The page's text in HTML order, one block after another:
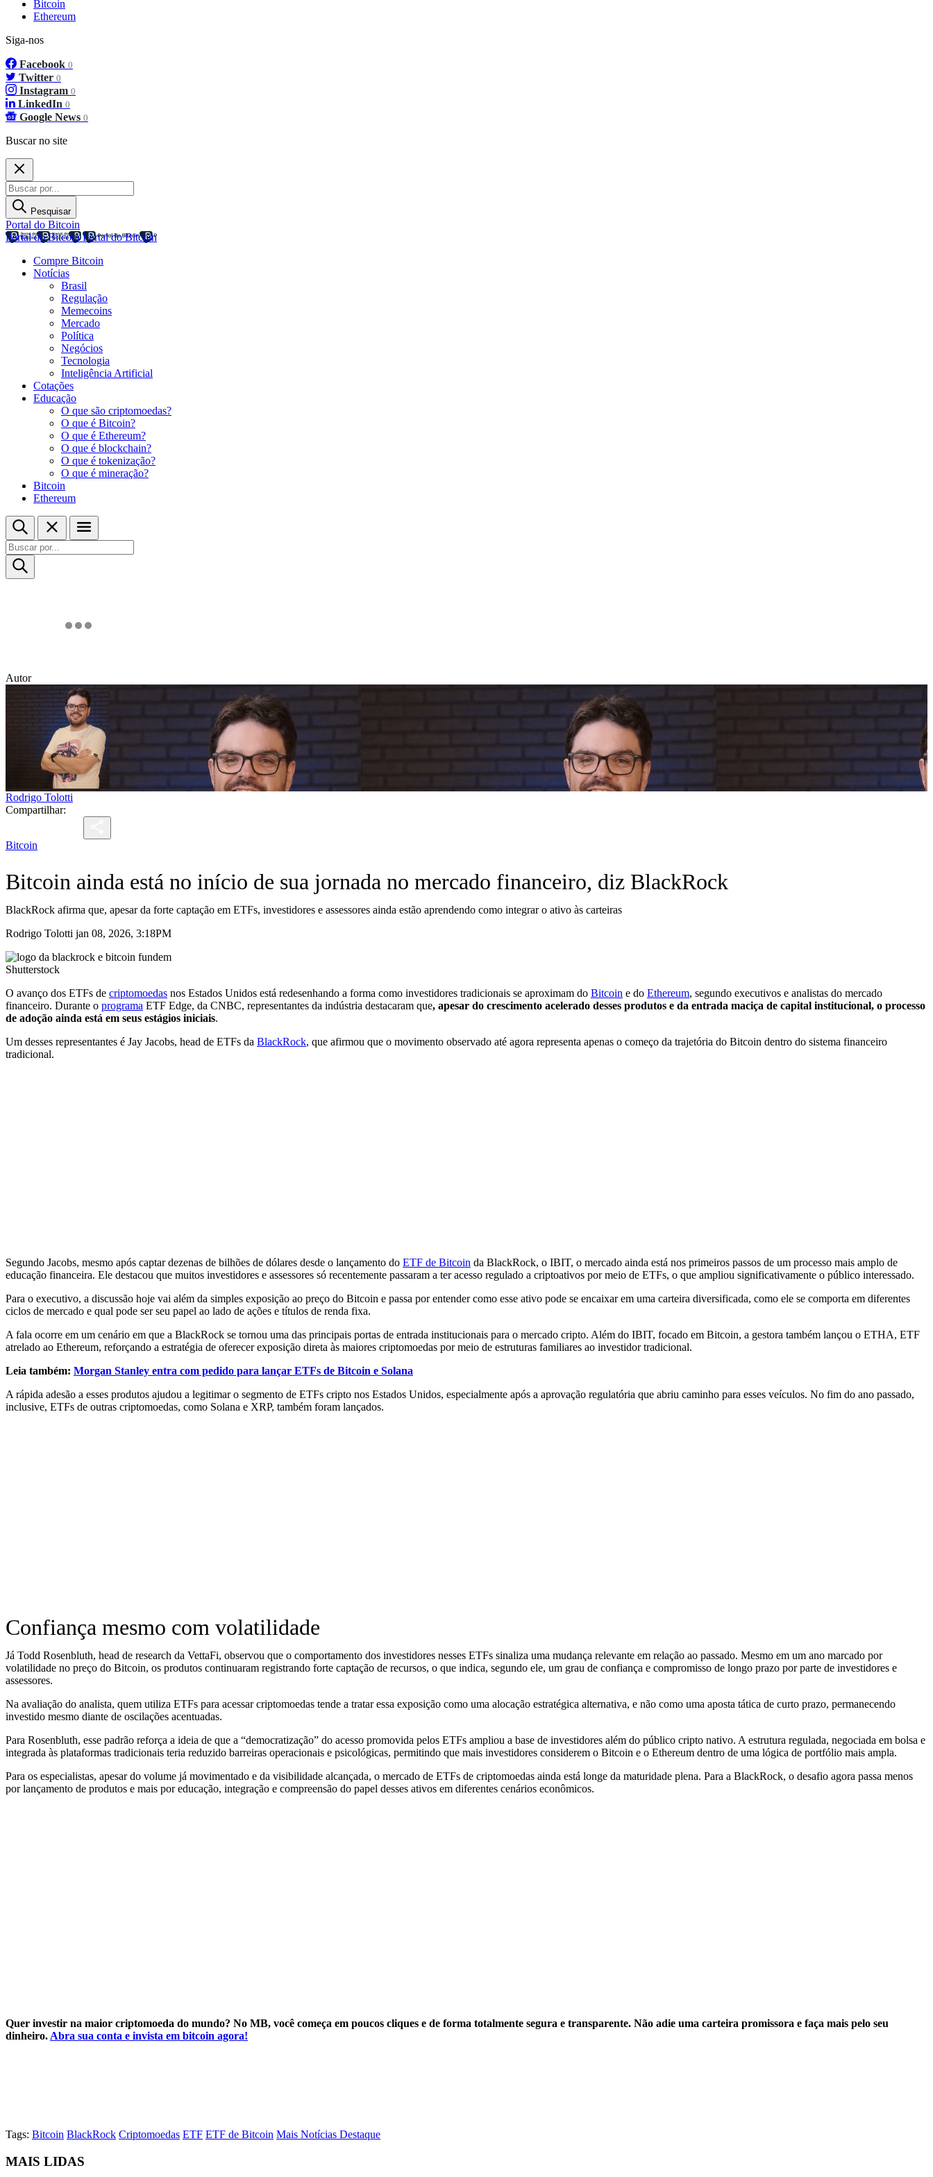
Bitcoin
Ethereum
Siga-nos
Facebook 0
Twitter 0
Instagram 0
LinkedIn 0
Google News 0
Buscar no site
Pesquisar
Portal do Bitcoin
Portal do BitcoinPortal do Bitcoin
Compre Bitcoin
Notícias
Brasil
Regulação
Memecoins
Mercado
Política
Negócios
Tecnologia
Inteligência Artificial
Cotações
Educação
O que são criptomoedas?
O que é Bitcoin?
O que é Ethereum?
O que é blockchain?
O que é tokenização?
O que é mineração?
Bitcoin
Ethereum
Autor
Rodrigo Tolotti
Compartilhar:
Bitcoin
Bitcoin ainda está no início de sua jornada no mercado financeiro, diz BlackRock
BlackRock afirma que, apesar da forte captação em ETFs, investidores e assessores ainda estão aprendendo como integrar o ativo às carteiras
Rodrigo Tolotti jan 08, 2026, 3:18PM
Shutterstock
O avanço dos ETFs de criptomoedas nos Estados Unidos está redesenhando a forma como investidores tradicionais se aproximam do Bitcoin e do Ethereum, segundo executivos e analistas do mercado
financeiro. Durante o programa ETF Edge, da CNBC, representantes da indústria destacaram que, apesar do crescimento acelerado desses produtos e da entrada maciça de capital institucional, o processo
de adoção ainda está em seus estágios iniciais.
Um desses representantes é Jay Jacobs, head de ETFs da BlackRock, que afirmou que o movimento observado até agora representa apenas o começo da trajetória do Bitcoin dentro do sistema financeiro
tradicional.
Segundo Jacobs, mesmo após captar dezenas de bilhões de dólares desde o lançamento do ETF de Bitcoin da BlackRock, o IBIT, o mercado ainda está nos primeiros passos de um processo mais amplo de
educação financeira. Ele destacou que muitos investidores e assessores só recentemente passaram a ter acesso regulado a criptoativos por meio de ETFs, o que ampliou significativamente o público interessado.
Para o executivo, a discussão hoje vai além da simples exposição ao preço do Bitcoin e passa por entender como esse ativo pode se encaixar em uma carteira diversificada, como ele se comporta em diferentes
ciclos de mercado e qual pode ser seu papel ao lado de ações e títulos de renda fixa.
A fala ocorre em um cenário em que a BlackRock se tornou uma das principais portas de entrada institucionais para o mercado cripto. Além do IBIT, focado em Bitcoin, a gestora também lançou o ETHA, ETF
atrelado ao Ethereum, reforçando a estratégia de oferecer exposição direta às maiores criptomoedas por meio de estruturas familiares ao investidor tradicional.
Leia também: Morgan Stanley entra com pedido para lançar ETFs de Bitcoin e Solana
A rápida adesão a esses produtos ajudou a legitimar o segmento de ETFs cripto nos Estados Unidos, especialmente após a aprovação regulatória que abriu caminho para esses veículos. No fim do ano passado,
inclusive, ETFs de outras criptomoedas, como Solana e XRP, também foram lançados.
Confiança mesmo com volatilidade
Já Todd Rosenbluth, head de research da VettaFi, observou que o comportamento dos investidores nesses ETFs sinaliza uma mudança relevante em relação ao passado. Mesmo em um ano marcado por
volatilidade no preço do Bitcoin, os produtos continuaram registrando forte captação de recursos, o que indica, segundo ele, um grau de confiança e compromisso de longo prazo por parte de investidores e
assessores.
Na avaliação do analista, quem utiliza ETFs para acessar criptomoedas tende a tratar essa exposição como uma alocação estratégica alternativa, e não como uma aposta tática de curto prazo, permanecendo
investido mesmo diante de oscilações acentuadas.
Para Rosenbluth, esse padrão reforça a ideia de que a “democratização” do acesso promovida pelos ETFs ampliou a base de investidores além do público cripto nativo. A estrutura regulada, negociada em bolsa e
integrada às plataformas tradicionais teria reduzido barreiras operacionais e psicológicas, permitindo que mais investidores considerem o Bitcoin e o Ethereum dentro de uma lógica de portfólio mais ampla.
Para os especialistas, apesar do volume já movimentado e da visibilidade alcançada, o mercado de ETFs de criptomoedas ainda está longe da maturidade plena. Para a BlackRock, o desafio agora passa menos
por lançamento de produtos e mais por educação, integração e compreensão do papel desses ativos em diferentes cenários econômicos.
Quer investir na maior criptomoeda do mundo? No MB, você começa em poucos cliques e de forma totalmente segura e transparente. Não adie uma carteira promissora e faça mais pelo seu
dinheiro. Abra sua conta e invista em bitcoin agora!
Tags: Bitcoin BlackRock Criptomoedas ETF ETF de Bitcoin Mais Notícias Destaque
MAIS LIDAS